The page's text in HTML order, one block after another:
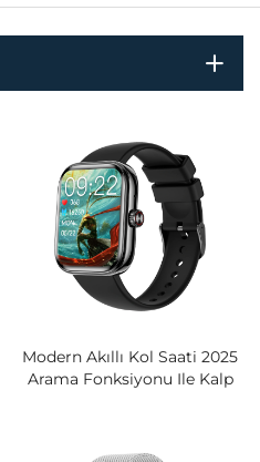
Modern Akıllı Kol Saati 2025
Arama Fonksiyonu Ile Kalp